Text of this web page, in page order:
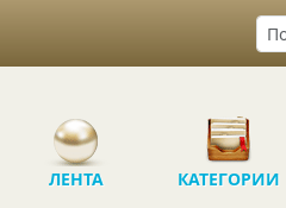
ЛЕНТА КАТЕГОРИИ